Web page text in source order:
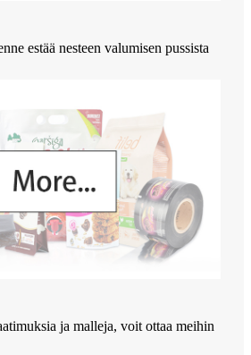
estää nesteen valumisen pussista
ja malleja, voit ottaa meihin